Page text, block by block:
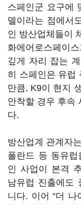
스페인군 요구에
델이라는 점에서
인 방산업체들이
화에어로스페이
깊게 자리 잡는
히 스페인은 유럽
만큼, K9이 현지
안착할 경우 후속
다.
방산업계 관계자
폴란드 등 동유럽
인 사업이 본격
남유럽 진출에도
니다. 이어 “더